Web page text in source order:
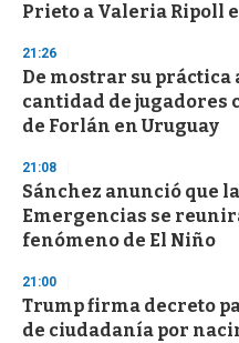
Prieto a Valeria Ripoll
21:26
De mostrar su
cantidad de jugadores
de Forlán en Uruguay
21:08
Sánchez anunció que
Emergencias se
fenómeno de El Niño
21:00
Trump firma decreto
de ciudadanía por